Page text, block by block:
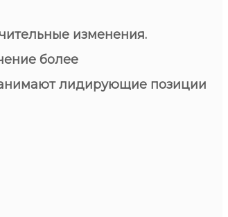
изменения.
более
лидирующие позиции